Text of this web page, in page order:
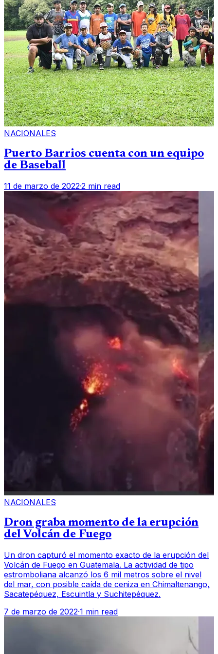
NACIONALES
Puerto Barrios cuenta con un equipo
de Baseball
11 de marzo de 2022·2 min read
NACIONALES
Dron graba momento de la erupción
del Volcán de Fuego
Un dron capturó el momento exacto de la erupción del
Volcán de Fuego en Guatemala. La actividad de tipo
estromboliana alcanzó los 6 mil metros sobre el nivel
del mar, con posible caída de ceniza en Chimaltenango,
Sacatepéquez, Escuintla y Suchitepéquez.
7 de marzo de 2022·1 min read